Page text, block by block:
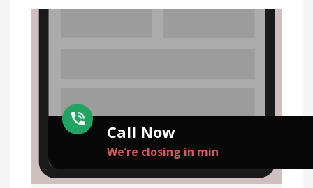
Call Now
We’re closing in min